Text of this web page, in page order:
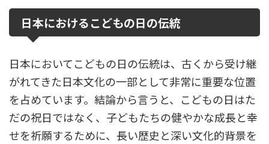
日本におけるこどもの日の伝統
日本においてこどもの日の伝統は、古くから受け継
がれてきた日本文化の一部として非常に重要な位置
を占めています。結論から言うと、こどもの日はた
だの祝日ではなく、子どもたちの健やかな成長と幸
せを祈願するために、長い歴史と深い文化的背景を